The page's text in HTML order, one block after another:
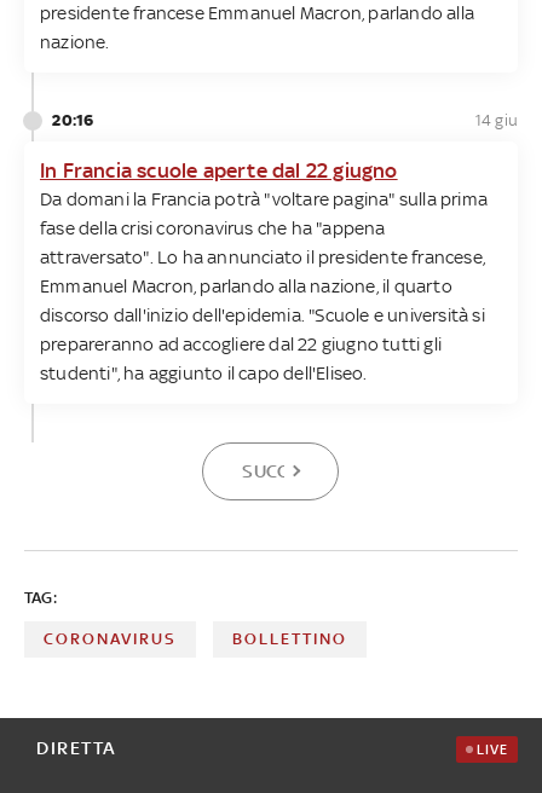
presidente francese Emmanuel Macron, parlando alla
nazione.
20:16 14 giu
In Francia scuole aperte dal 22 giugno
Da domani la Francia potrà "voltare pagina" sulla prima
fase della crisi coronavirus che ha "appena
attraversato". Lo ha annunciato il presidente francese,
Emmanuel Macron, parlando alla nazione, il quarto
discorso dall'inizio dell'epidemia. "Scuole e università si
prepareranno ad accogliere dal 22 giugno tutti gli
studenti", ha aggiunto il capo dell'Eliseo.
SUCCESSIVA
TAG:
CORONAVIRUS BOLLETTINO
DIRETTA LIVE